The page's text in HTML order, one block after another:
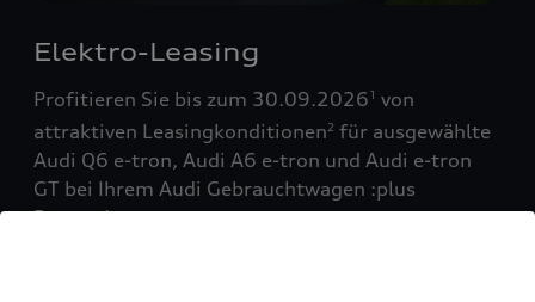
Elektro-Leasing
Profitieren Sie bis zum 30.09.20261 von
attraktiven Leasingkonditionen2 für ausgewählte
Audi Q6 e-tron, Audi A6 e-tron und Audi e-tron
GT bei Ihrem Audi Gebrauchtwagen :plus
Partner!